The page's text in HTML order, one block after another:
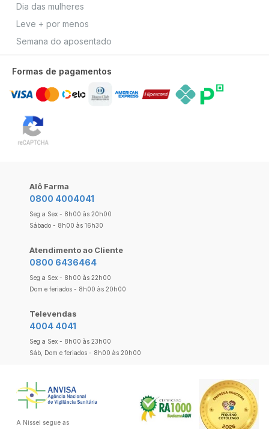
Dia das mulheres
Leve + por menos
Semana do aposentado
Formas de pagamentos
Alô Farma
0800 4004041
Seg a Sex - 8h00 às 20h00
Sábado - 8h00 às 16h30
Atendimento ao Cliente
0800 6436464
Seg a Sex - 8h00 às 22h00
Dom e feriados - 8h00 às 20h00
Televendas
4004 4041
Seg a Sex - 8h00 às 23h00
Sáb, Dom e feriados - 8h00 às 20h00
A Nissei segue as